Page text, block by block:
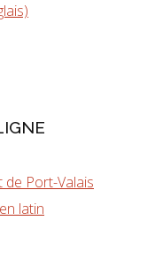
de Port-Valais
latin